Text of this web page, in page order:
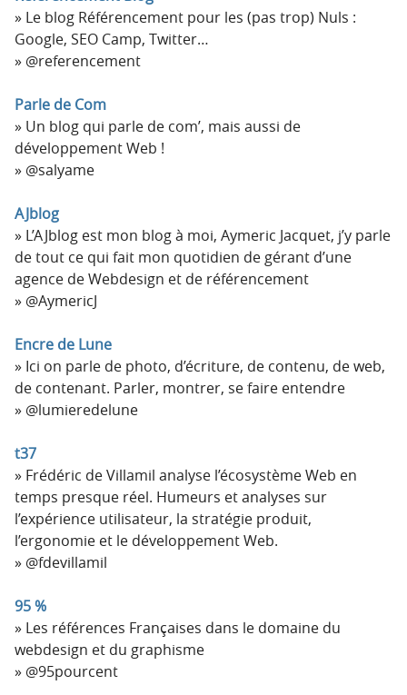
Le blog Référencement pour les (pas trop) Nuls :
Google, SEO Camp, Twitter…
@referencement
Parle de Com
Un blog qui parle de com’, mais aussi de
développement Web !
@salyame
AJblog
L’AJblog est mon blog à moi, Aymeric Jacquet, j’y parle
de tout ce qui fait mon quotidien de gérant d’une
agence de Webdesign et de référencement
@AymericJ
Encre de Lune
Ici on parle de photo, d’écriture, de contenu, de web,
de contenant. Parler, montrer, se faire entendre
@lumieredelune
t37
Frédéric de Villamil analyse l’écosystème Web en
temps presque réel. Humeurs et analyses sur
l’expérience utilisateur, la stratégie produit,
l’ergonomie et le développement Web.
@fdevillamil
95 %
Les références Françaises dans le domaine du
webdesign et du graphisme
@95pourcent